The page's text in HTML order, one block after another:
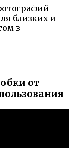
близких и
в
от